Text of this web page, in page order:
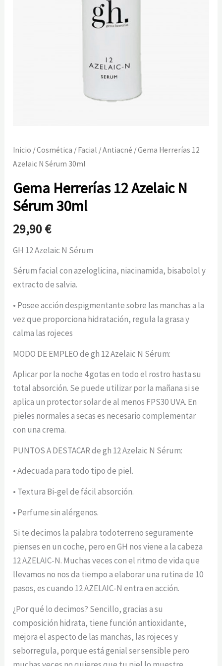
Inicio /Cosmética / Facial /Antiacné / Gema Herrerías 12
Azelaic N Sérum 30ml
Gema Herrerías 12 Azelaic N
Sérum 30ml
29,90€
GH 12 Azelaic N Sérum
Sérum facial con azeloglicina, niacinamida, bisabolol y
extracto de salvia.
• Posee acción despigmentante sobre las manchas a la
vez que proporciona hidratación, regula la grasa y
calma las rojeces
MODO DE EMPLEO de gh 12 Azelaic N Sérum:
Aplicar por la noche 4 gotas en todo el rostro hasta su
total absorción. Se puede utilizar por la mañana si se
aplica un protector solar de al menos FPS30 UVA. En
pieles normales a secas es necesario complementar
con una crema.
PUNTOS A DESTACAR de gh 12 Azelaic N Sérum:
• Adecuada para todo tipo de piel.
• Textura Bi-gel de fácil absorción.
• Perfume sin alérgenos.
Si te decimos la palabra todoterreno seguramente
pienses en un coche, pero en GH nos viene a la cabeza
12 AZELAIC-N. Muchas veces con el ritmo de vida que
llevamos no nos da tiempo a elaborar una rutina de 10
pasos, es cuando 12 AZELAIC-N entra en acción.
¿Por qué lo decimos? Sencillo, gracias a su
composición hidrata, tiene función antioxidante,
mejora el aspecto de las manchas, las rojeces y
seborregula, porque está genial ser sensible pero